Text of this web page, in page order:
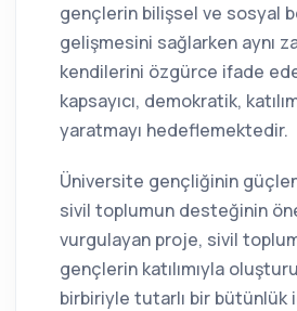
gençlerin bilişsel ve sosyal
gelişmesini sağlarken aynı
kendilerini özgürce ifade
kapsayıcı, demokratik,
yaratmayı hedeflemektedir.
Üniversite gençliğinin
sivil toplumun desteğinin
vurgulayan proje, sivil
gençlerin katılımıyla
birbiriyle tutarlı bir bütünlük